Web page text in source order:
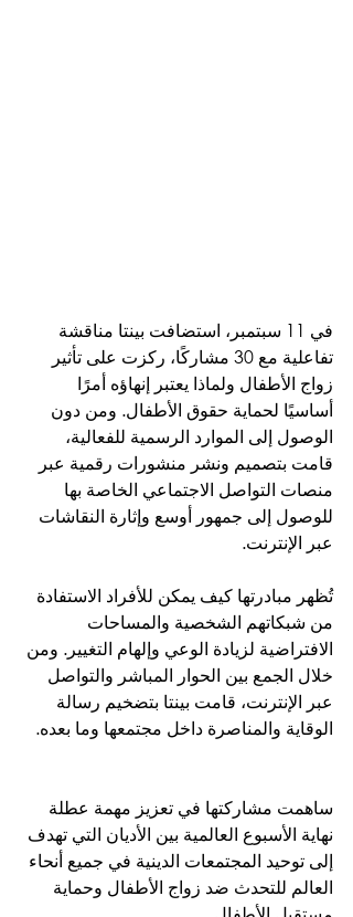
في 11 سبتمبر، استضافت بينتا مناقشة
تفاعلية مع 30 مشاركًا، ركزت على تأثير
زواج الأطفال ولماذا يعتبر إنهاؤه أمرًا
أساسيًا لحماية حقوق الأطفال. ومن دون
الوصول إلى الموارد الرسمية للفعالية،
قامت بتصميم ونشر منشورات رقمية عبر
منصات التواصل الاجتماعي الخاصة بها
للوصول إلى جمهور أوسع وإثارة النقاشات
عبر الإنترنت.
تُظهر مبادرتها كيف يمكن للأفراد الاستفادة
من شبكاتهم الشخصية والمساحات
الافتراضية لزيادة الوعي وإلهام التغيير. ومن
خلال الجمع بين الحوار المباشر والتواصل
عبر الإنترنت، قامت بينتا بتضخيم رسالة
الوقاية والمناصرة داخل مجتمعها وما بعده.
ساهمت مشاركتها في تعزيز مهمة عطلة
نهاية الأسبوع العالمية بين الأديان التي تهدف
إلى توحيد المجتمعات الدينية في جميع أنحاء
العالم للتحدث ضد زواج الأطفال وحماية